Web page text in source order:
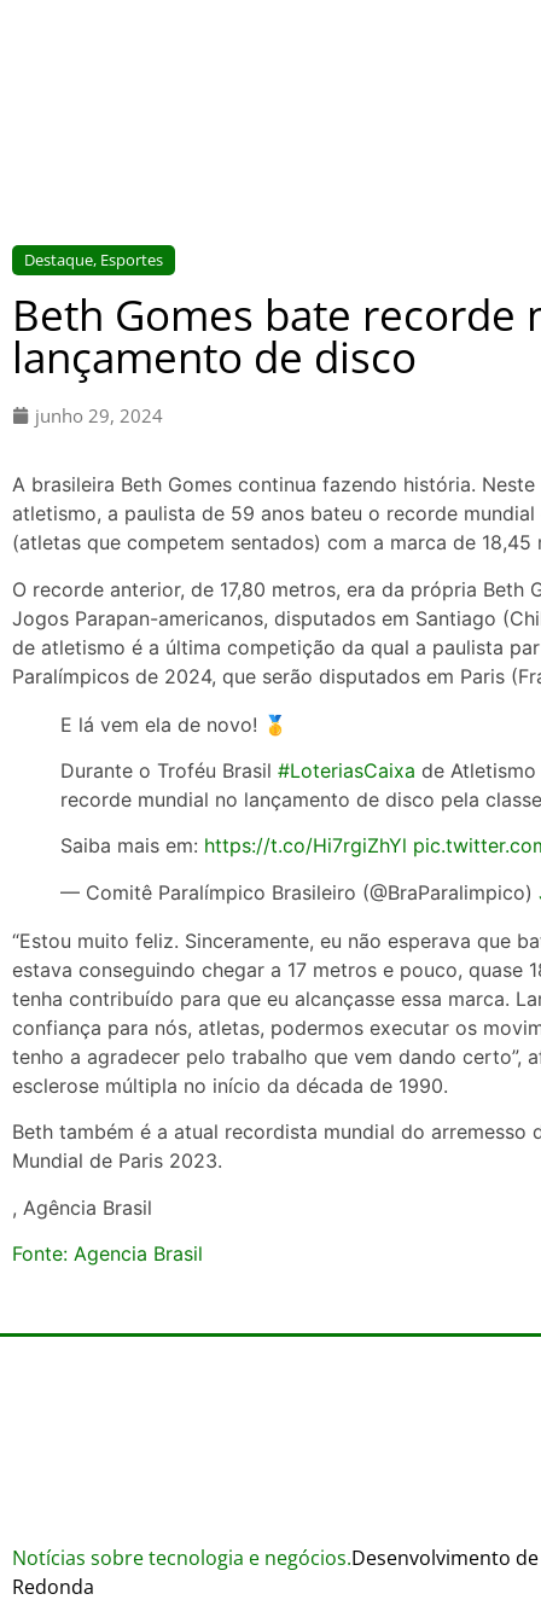
Destaque, Esportes
Beth Gomes bate recorde
lançamento de disco
junho 29, 2024
A brasileira Beth Gomes continua fazendo história.
atletismo, a paulista de 59 anos bateu o recorde
(atletas que competem sentados) com a marca de 18,45
O recorde anterior, de 17,80 metros, era da própria
Jogos Parapan-americanos, disputados em Santiago
de atletismo é a última competição da qual a paulista
Paralímpicos de 2024, que serão disputados em Paris
E lá vem ela de novo! 🥇
Durante o Troféu Brasil #LoteriasCaixa de
recorde mundial no lançamento de disco pela
Saiba mais em: https://t.co/Hi7rgiZhYl
— Comitê Paralímpico Brasileiro (@BraParalimpico)
“Estou muito feliz. Sinceramente, eu não esperava que
estava conseguindo chegar a 17 metros e pouco, quase
tenha contribuído para que eu alcançasse essa marca.
confiança para nós, atletas, podermos executar os
tenho a agradecer pelo trabalho que vem dando certo”,
esclerose múltipla no início da década de 1990.
Beth também é a atual recordista mundial do arremesso
Mundial de Paris 2023.
, Agência Brasil
Fonte: Agencia Brasil
Notícias sobre tecnologia e negócios.Desenvolvimento
Redonda